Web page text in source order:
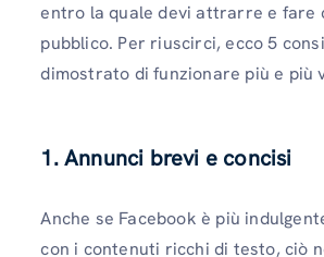
entro la quale devi attrarre e fare
pubblico. Per riuscirci, ecco 5
dimostrato di funzionare più e più
1. Annunci brevi e concisi
Anche se Facebook è più
con i contenuti ricchi di testo, ciò